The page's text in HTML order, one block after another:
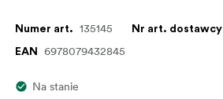
Numer art. 135145 Nr art. dostawcy
EAN 6978079432845
Na stanie